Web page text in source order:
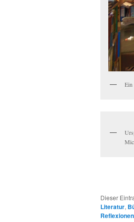
Ein
Dieser
Literatur,
Reflexionen